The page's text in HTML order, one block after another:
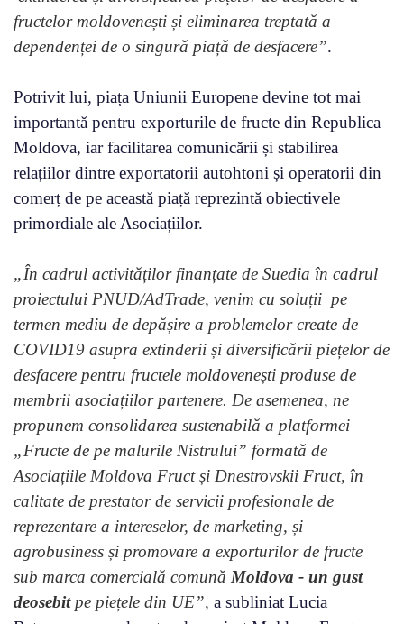
fructelor moldovenești și eliminarea treptată a
dependenței de o singură piață de desfacere”.
Potrivit lui, piața Uniunii Europene devine tot mai
importantă pentru exporturile de fructe din Republica
Moldova, iar facilitarea comunicării și stabilirea
relațiilor dintre exportatorii autohtoni și operatorii din
comerț de pe această piață reprezintă obiectivele
primordiale ale Asociațiilor.
„În cadrul activităților finanțate de Suedia în cadrul
proiectului PNUD/AdTrade, venim cu soluții pe
termen mediu de depășire a problemelor create de
COVID19 asupra extinderii și diversificării piețelor de
desfacere pentru fructele moldovenești produse de
membrii asociațiilor partenere. De asemenea, ne
propunem consolidarea sustenabilă a platformei
„Fructe de pe malurile Nistrului” formată de
Asociațiile Moldova Fruct și Dnestrovskii Fruct, în
calitate de prestator de servicii profesionale de
reprezentare a intereselor, de marketing, și
agrobusiness și promovare a exporturilor de fructe
sub marca comercială comună Moldova - un gust
deosebit pe piețele din UE”, a subliniat Lucia